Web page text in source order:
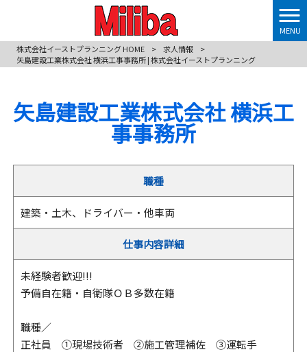
MENU
株式会社イーストプランニング HOME
> 求人情報
>
矢島建設工業株式会社 横浜工事事務所 | 株式会社イーストプランニング
矢島建設工業株式会社 横浜工
事事務所
職種
建築・土木、ドライバー・他車両
仕事内容詳細
未経験者歓迎!!!
予備自在籍・自衛隊ＯＢ多数在籍
職種／
正社員 ①現場技術者 ②施工管理補佐 ③運転手